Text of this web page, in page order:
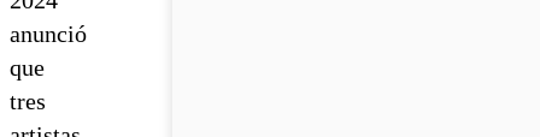
anunció
que
tres